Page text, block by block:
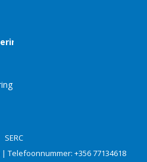
SERC
| Telefoonnummer: +356 77134618